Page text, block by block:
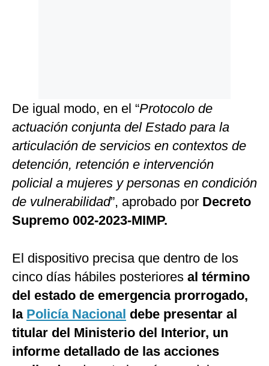
De igual modo, en el “Protocolo de
actuación conjunta del Estado para la
articulación de servicios en contextos de
detención, retención e intervención
policial a mujeres y personas en condición
de vulnerabilidad”, aprobado por Decreto
Supremo 002-2023-MIMP.
El dispositivo precisa que dentro de los
cinco días hábiles posteriores al término
del estado de emergencia prorrogado,
la Policía Nacional debe presentar al
titular del Ministerio del Interior, un
informe detallado de las acciones